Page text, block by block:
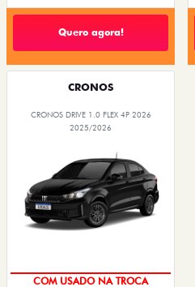
Quero agora!
CRONOS
CRONOS DRIVE 1.0 FLEX 4P 2026
2025/2026
SUPER DESCONTO